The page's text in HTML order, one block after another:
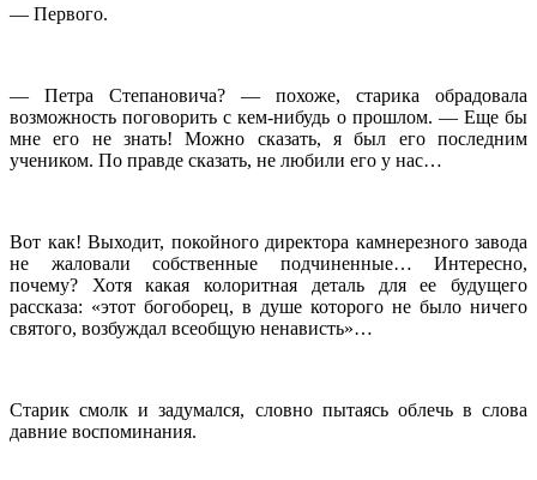
— Первого.
— Петра Степановича? — похоже, старика обрадовала
возможность поговорить с кем-нибудь о прошлом. — Еще бы
мне его не знать! Можно сказать, я был его последним
учеником. По правде сказать, не любили его у нас…
Вот как! Выходит, покойного директора камнерезного завода
не жаловали собственные подчиненные… Интересно,
почему? Хотя какая колоритная деталь для ее будущего
рассказа: «этот богоборец, в душе которого не было ничего
святого, возбуждал всеобщую ненависть»…
Старик смолк и задумался, словно пытаясь облечь в слова
давние воспоминания.